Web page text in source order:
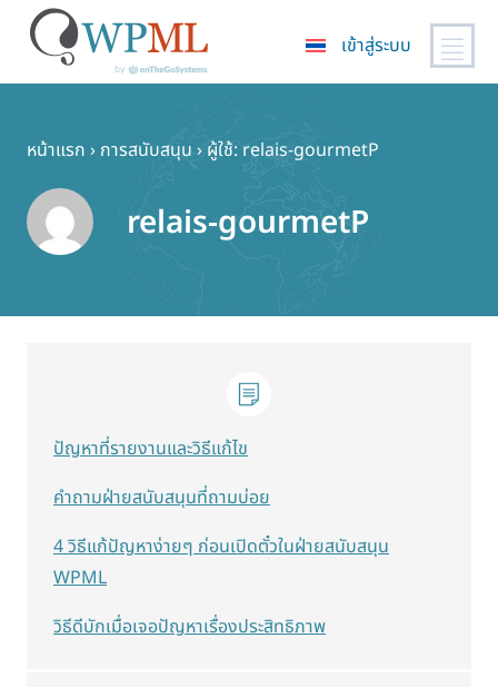
หลัก
เข้าสู่ระบบ
หน้าแรก › การสนับสนุน › ผู้ใช้: relais-gourmetP
relais-gourmetP
ปัญหาที่รายงานและวิธีแก้ไข
คำถามฝ่ายสนับสนุนที่ถามบ่อย
4 วิธีแก้ปัญหาง่ายๆ ก่อนเปิดตั๋วในฝ่ายสนับสนุน
WPML
วิธีดีบักเมื่อเจอปัญหาเรื่องประสิทธิภาพ